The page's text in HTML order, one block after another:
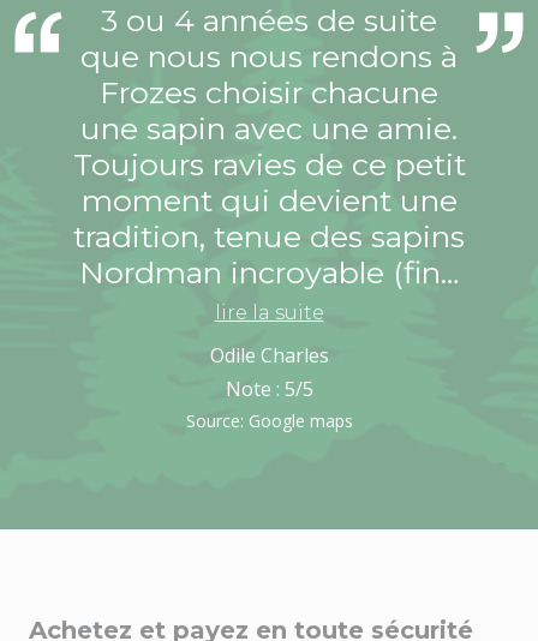
3 ou 4 années de suite
que nous nous rendons à
Frozes choisir chacune
une sapin avec une amie.
Toujours ravies de ce petit
moment qui devient une
tradition, tenue des sapins
Nordman incroyable (fin…
lire la suite
Odile Charles
Note : 5/5
Source: Google maps
Achetez et payez en toute sécurité